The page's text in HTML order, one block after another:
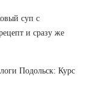
суп с
и сразу же
Подольск: Курс